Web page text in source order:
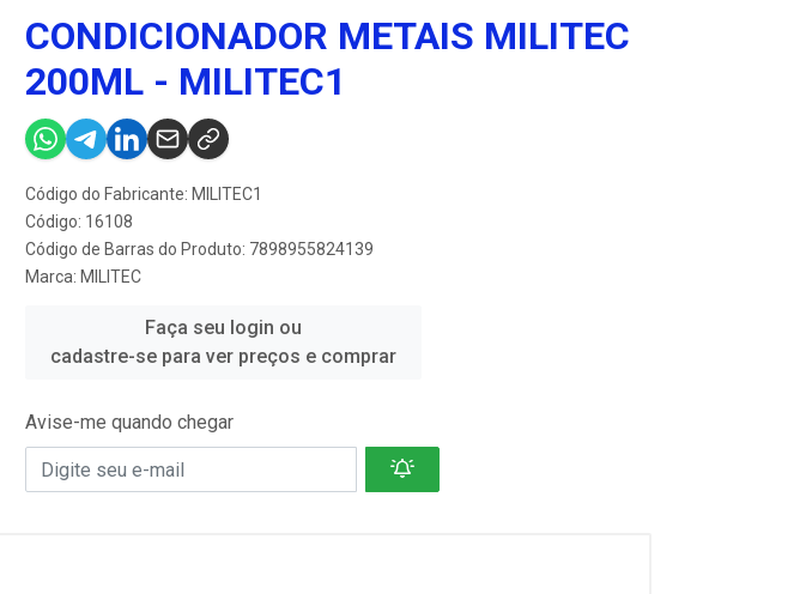
CONDICIONADOR METAIS MILITEC
200ML - MILITEC1
Código do Fabricante: MILITEC1
Código: 16108
Código de Barras do Produto: 7898955824139
Marca: MILITEC
Faça seu login ou
cadastre-se para ver preços e comprar
Avise-me quando chegar